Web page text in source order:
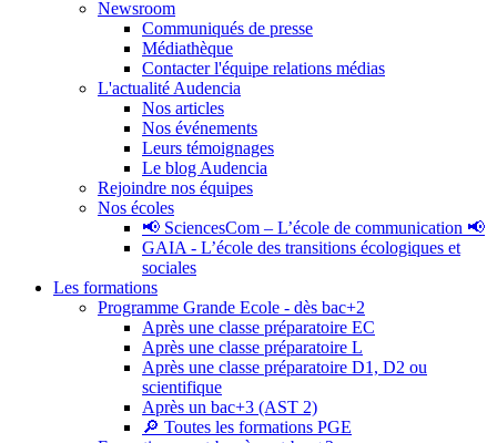
Newsroom
Communiqués de presse
Médiathèque
Contacter l'équipe relations médias
L'actualité Audencia
Nos articles
Nos événements
Leurs témoignages
Le blog Audencia
Rejoindre nos équipes
Nos écoles
📢 SciencesCom – L’école de communication 📢
GAIA - L’école des transitions écologiques et
sociales
Les formations
Programme Grande Ecole - dès bac+2
Après une classe préparatoire EC
Après une classe préparatoire L
Après une classe préparatoire D1, D2 ou
scientifique
Après un bac+3 (AST 2)
🔎 Toutes les formations PGE